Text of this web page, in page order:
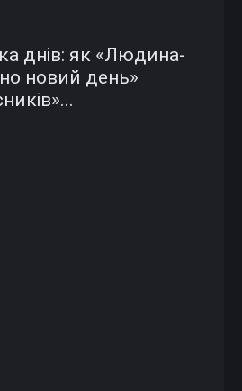
днів: як «Людина-
новий день»